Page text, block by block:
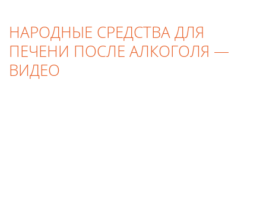
НАРОДНЫЕ СРЕДСТВА ДЛЯ
ПЕЧЕНИ ПОСЛЕ АЛКОГОЛЯ —
ВИДЕО